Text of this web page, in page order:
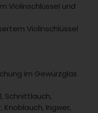
Violinschlüssel und
Violinschlüssel
im Gewürzglas
Schnittlauch,
Knoblauch, Ingwer,